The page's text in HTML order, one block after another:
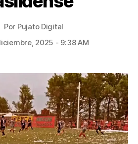
Por Pujato Digital
2025 - 9:38 AM